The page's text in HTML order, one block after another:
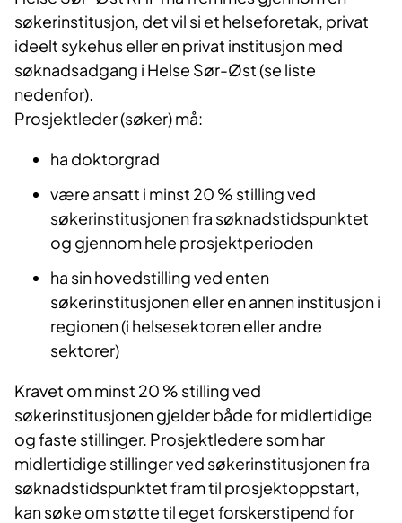
søkerinstitusjon, det vil si et helseforetak, privat
ideelt sykehus eller en privat institusjon med
søknadsadgang i Helse Sør-Øst (se liste
nedenfor).
Prosjektleder (søker) må:
ha doktorgrad
være ansatt i minst 20 % stilling ved
søkerinstitusjonen fra søknadstidspunktet
og gjennom hele prosjektperioden
ha sin hovedstilling ved enten
søkerinstitusjonen eller en annen institusjon i
regionen (i helsesektoren eller andre
sektorer)
Kravet om minst 20 % stilling ved
søkerinstitusjonen gjelder både for midlertidige
og faste stillinger. Prosjektledere som har
midlertidige stillinger ved søkerinstitusjonen fra
søknadstidspunktet fram til prosjektoppstart,
kan søke om støtte til eget forskerstipend for